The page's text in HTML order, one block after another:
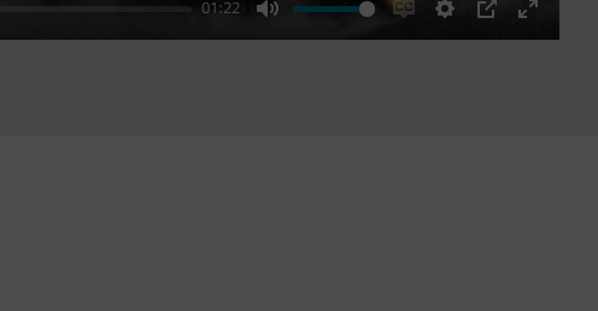
01:22
Mute
EnableSettings
PIP
Enter